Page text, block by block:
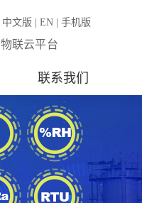
中文版 EN 手机版
物联云平台
联系我们